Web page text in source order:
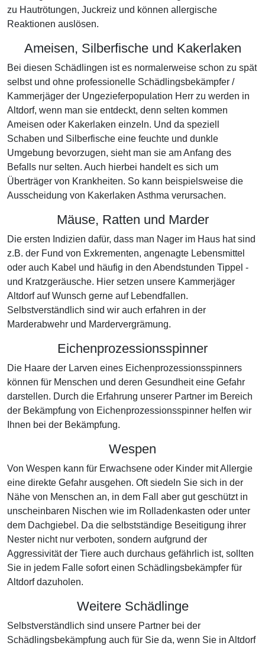
zu Hautrötungen, Juckreiz und können allergische
Reaktionen auslösen.
Ameisen, Silberfische und Kakerlaken
Bei diesen Schädlingen ist es normalerweise schon zu spät
selbst und ohne professionelle Schädlingsbekämpfer /
Kammerjäger der Ungezieferpopulation Herr zu werden in
Altdorf, wenn man sie entdeckt, denn selten kommen
Ameisen oder Kakerlaken einzeln. Und da speziell
Schaben und Silberfische eine feuchte und dunkle
Umgebung bevorzugen, sieht man sie am Anfang des
Befalls nur selten. Auch hierbei handelt es sich um
Überträger von Krankheiten. So kann beispielsweise die
Ausscheidung von Kakerlaken Asthma verursachen.
Mäuse, Ratten und Marder
Die ersten Indizien dafür, dass man Nager im Haus hat sind
z.B. der Fund von Exkrementen, angenagte Lebensmittel
oder auch Kabel und häufig in den Abendstunden Tippel -
und Kratzgeräusche. Hier setzen unsere Kammerjäger
Altdorf auf Wunsch gerne auf Lebendfallen.
Selbstverständlich sind wir auch erfahren in der
Marderabwehr und Mardervergrämung.
Eichenprozessionsspinner
Die Haare der Larven eines Eichenprozessionsspinners
können für Menschen und deren Gesundheit eine Gefahr
darstellen. Durch die Erfahrung unserer Partner im Bereich
der Bekämpfung von Eichenprozessionsspinner helfen wir
Ihnen bei der Bekämpfung.
Wespen
Von Wespen kann für Erwachsene oder Kinder mit Allergie
eine direkte Gefahr ausgehen. Oft siedeln Sie sich in der
Nähe von Menschen an, in dem Fall aber gut geschützt in
unscheinbaren Nischen wie im Rolladenkasten oder unter
dem Dachgiebel. Da die selbstständige Beseitigung ihrer
Nester nicht nur verboten, sondern aufgrund der
Aggressivität der Tiere auch durchaus gefährlich ist, sollten
Sie in jedem Falle sofort einen Schädlingsbekämpfer für
Altdorf dazuholen.
Weitere Schädlinge
Selbstverständlich sind unsere Partner bei der
Schädlingsbekämpfung auch für Sie da, wenn Sie in Altdorf